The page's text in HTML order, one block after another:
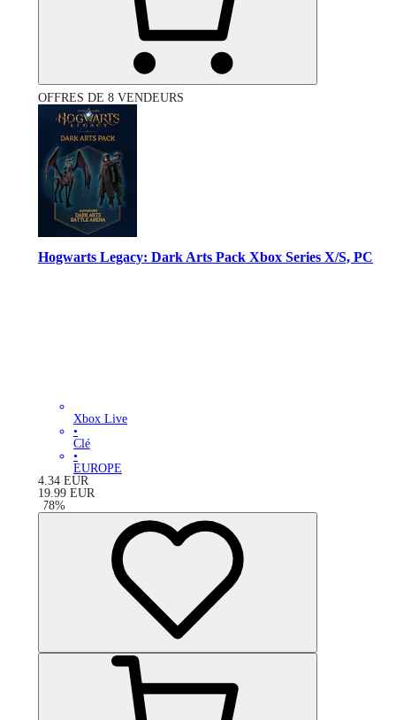
OFFRES DE 8 VENDEURS
Hogwarts Legacy: Dark Arts Pack Xbox Series X/S, PC
Xbox Live
•
Clé
•
EUROPE
4.34 EUR
19.99 EUR
-78%